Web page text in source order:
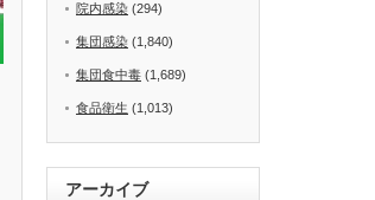
院内感染 (294)
集団感染 (1,840)
集団食中毒 (1,689)
食品衛生 (1,013)
アーカイブ